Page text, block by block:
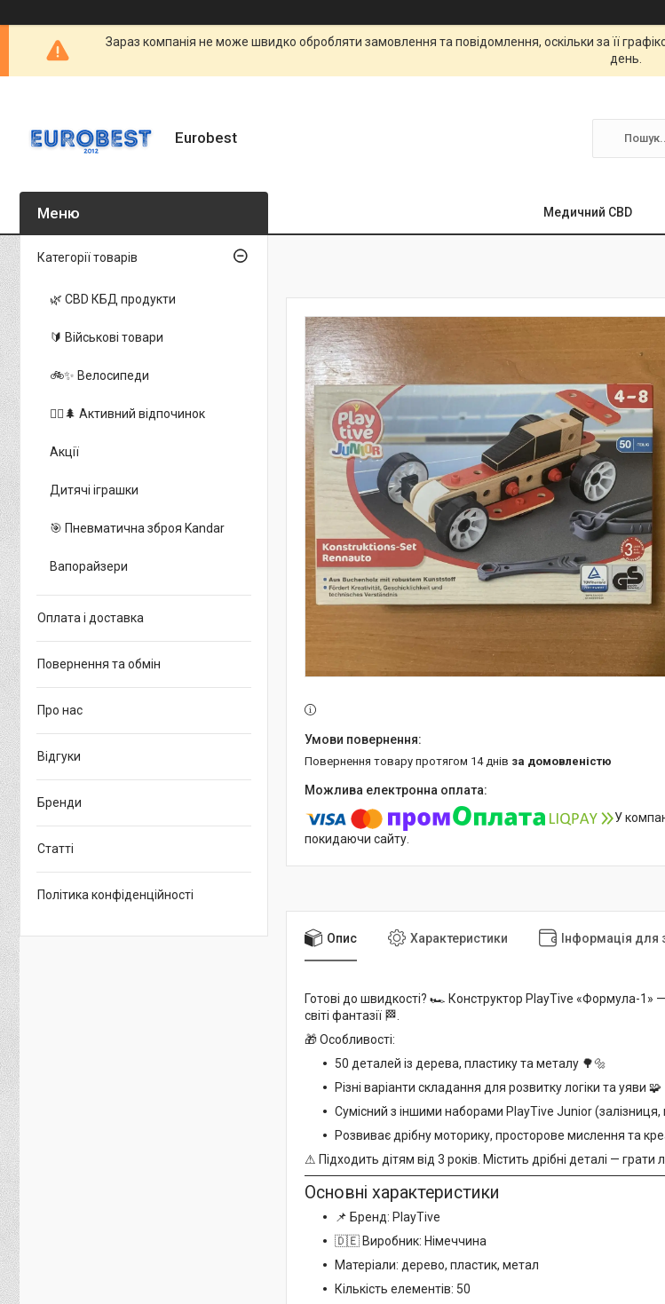
Зараз компанія не може швидко обробляти замовлення та повідомлення, оскільки за її
день.
Eurobest
Медичний CBD
повернення товару протягом 14 днів за домовленістю
У
покидаючи сайту.
Опис Характеристики Інформація для
Готові до швидкості? 🏎️ Конструктор PlayTive «Формула-1»
світі фантазії 🏁.
🎁 Особливості:
50 деталей із дерева, пластику та металу 🌳🔩
Різні варіанти складання для розвитку логіки та уяви 🧩
Сумісний з іншими наборами PlayTive Junior (залізниця,
Розвиває дрібну моторику, просторове мислення та
⚠ Підходить дітям від 3 років. Містить дрібні деталі —
Основні характеристики
📌 Бренд: PlayTive
🇩🇪 Виробник: Німеччина
Матеріали: дерево, пластик, метал
Кількість елементів: 50
Категорії товарів
🌿 CBD КБД продукти
🔰 Військові товари
🚲✨ Велосипеди
🚵‍♂️🌲 Активний відпочинок
Акції
Дитячі іграшки
🎯 Пневматична зброя Kandar
Вапорайзери
Оплата і доставка
Повернення та обмін
Про нас
Відгуки
Бренди
Статті
Політика конфіденційності